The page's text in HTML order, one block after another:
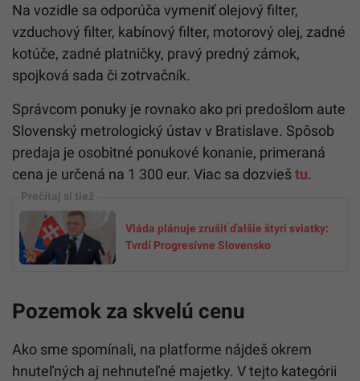
Na vozidle sa odporúča vymeniť olejový filter,
vzduchový filter, kabínový filter, motorový olej, zadné
kotúče, zadné platničky, pravý predný zámok,
spojková sada či zotrvačník.
Správcom ponuky je rovnako ako pri predošlom aute
Slovenský metrologický ústav v Bratislave. Spôsob
predaja je osobitné ponukové konanie, primeraná
cena je určená na 1 300 eur. Viac sa dozvieštu.
Vláda plánuje zrušiť ďalšie štyri sviatky:
Tvrdí Progresívne Slovensko
Pozemok za skvelú cenu
Ako sme spomínali, na platforme nájdeš okrem
hnuteľných aj nehnuteľné majetky. V tejto kategórii